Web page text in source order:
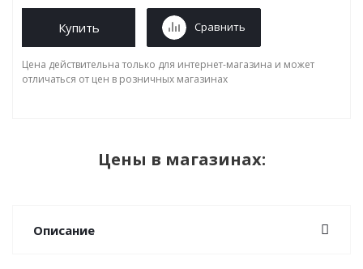
Купить Сравнить
Цена действительна только для интернет-магазина и может
отличаться от цен в розничных магазинах
Цены в магазинах:
Описание